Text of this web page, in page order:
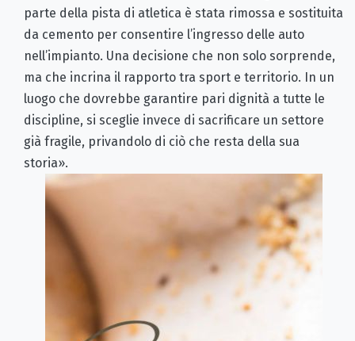
parte della pista di atletica è stata rimossa e sostituita
da cemento per consentire l’ingresso delle auto
nell’impianto. Una decisione che non solo sorprende,
ma che incrina il rapporto tra sport e territorio. In un
luogo che dovrebbe garantire pari dignità a tutte le
discipline, si sceglie invece di sacrificare un settore
già fragile, privandolo di ciò che resta della sua
storia».